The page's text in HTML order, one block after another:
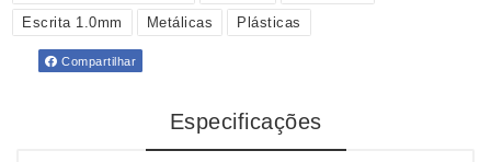
Escrita 1.0mm
Metálicas Plásticas
Compartilhar
Especificações